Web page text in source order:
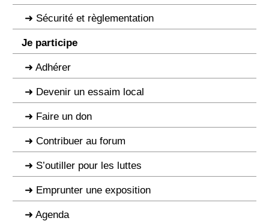
Sécurité et règlementation
Je participe
Adhérer
Devenir un essaim local
Faire un don
Contribuer au forum
S’outiller pour les luttes
Emprunter une exposition
Agenda